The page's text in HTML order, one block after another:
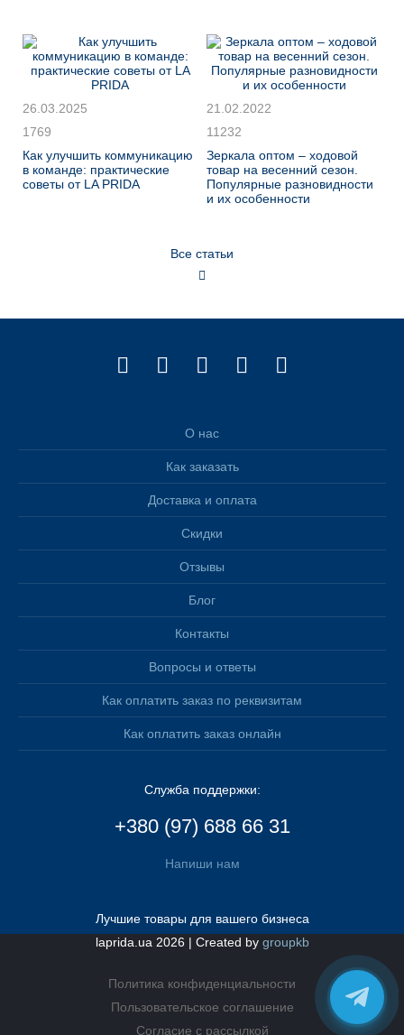
26.03.2025
1769
Как улучшить коммуникацию
в команде: практические
советы от LA PRIDA
21.02.2022
11232
Зеркала оптом – ходовой
товар на весенний сезон.
Популярные разновидности
и их особенности
Все статьи
О нас
Как заказать
Доставка и оплата
Скидки
Отзывы
Блог
Контакты
Вопросы и ответы
Как оплатить заказ по реквизитам
Как оплатить заказ онлайн
Служба поддержки:
+380 (97) 688 66 31
Напиши нам
Лучшие товары для вашего бизнеса
laprida.ua 2026 | Created by groupkb
Политика конфиденциальности
Пользовательское соглашение
Согласие с рассылкой